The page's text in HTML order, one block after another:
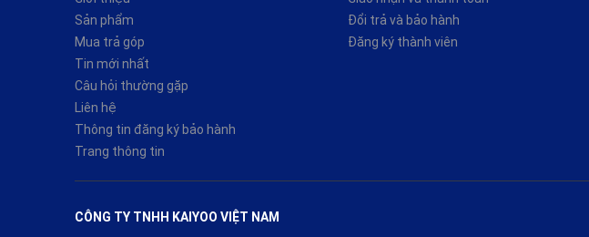
Sản phẩm
Mua trả góp
Tin mới nhất
Câu hỏi thường gặp
Liên hệ
Thông tin đăng ký bảo hành
Trang thông tin
Đổi trả và bảo hành
Đăng ký thành viên
CÔNG TY TNHH KAIYOO VIỆT NAM